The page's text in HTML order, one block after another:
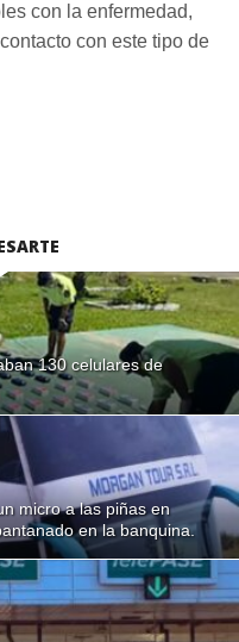
con la enfermedad,
con este tipo de
130 celulares de
micro a las piñas en
en la banquina.